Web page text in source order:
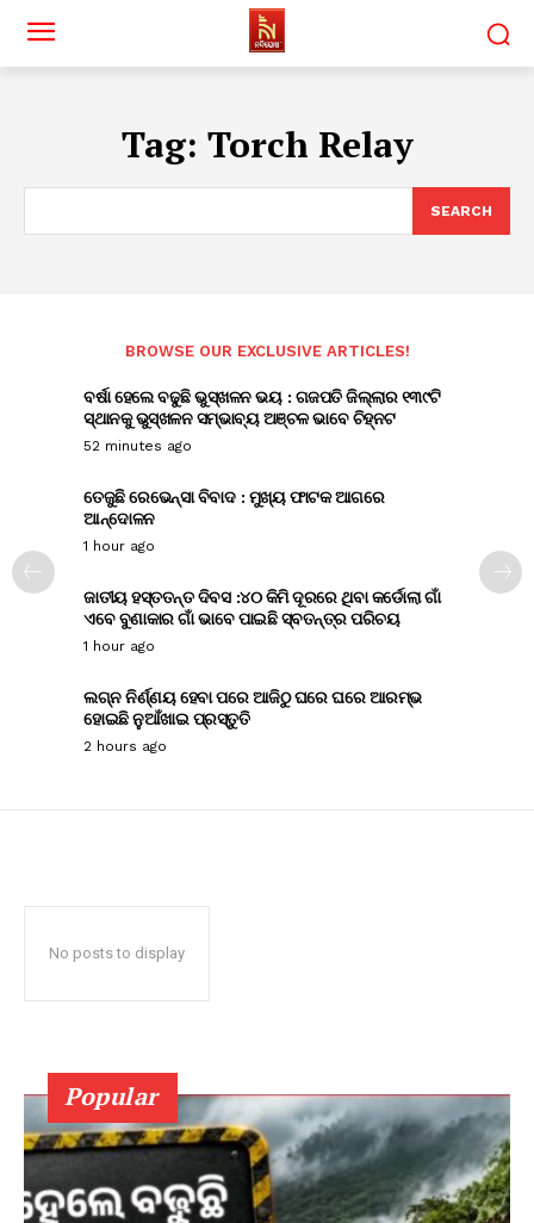
Tag: Torch Relay
SEARCH
BROWSE OUR EXCLUSIVE ARTICLES!
ବର୍ଷା ହେଲେ ବଢୁଛି ଭୁସ୍ଖଳନ ଭୟ : ଗଜପତି ଜିଲ୍ଲାର ୧୩୯ଟି
ସ୍ଥାନକୁ ଭୁସ୍ଖଳନ ସମ୍ଭାବ୍ୟ ଅଞ୍ଚଳ ଭାବେ ଚିହ୍ନଟ
52 minutes ago
ତେଜୁଛି ରେଭେନ୍ସା ବିବାଦ : ମୁଖ୍ୟ ଫାଟକ ଆଗରେ
ଆନ୍ଦୋଳନ
1 hour ago
ଜାତୀୟ ହସ୍ତତନ୍ତ ଦିବସ :୪୦ କିମି ଦୂରରେ ଥିବା କର୍ଡୋଲା ଗାଁ
ଏବେ ବୁଣାକାର ଗାଁ ଭାବେ ପାଇଛି ସ୍ବତନ୍ତ୍ର ପରିଚୟ
1 hour ago
ଲଗ୍ନ ନିର୍ଣ୍ଣୟ ହେବା ପରେ ଆଜିଠୁ ଘରେ ଘରେ ଆରମ୍ଭ
ହୋଇଛି ନୁଆଁଖାଇ ପ୍ରସ୍ତୁତି
2 hours ago
No posts to display
Popular